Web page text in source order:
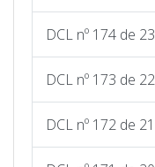
DCL nº 174 de
DCL nº 173 de
DCL nº 172 de